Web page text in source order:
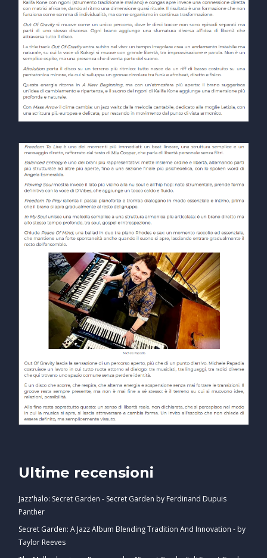
Ultime recensioni
Jazz'halo: Secret Garden - Secret Garden by Ferdinand Dupuis
Panther
Secret Garden: A Jazz Album Blending Tradition And Innovation - by
Taylor Reeves